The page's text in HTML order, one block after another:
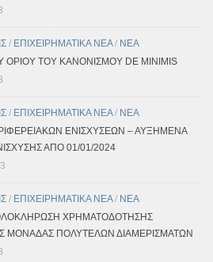
/ ΕΠΙΧΕΙΡΗΜΑΤΙΚΑ ΝΕΑ/ ΝΕΑ
ΟΡΙΟΥ ΤΟΥ ΚΑΝΟΝΙΣΜΟΥ DE MINIMIS
/ ΕΠΙΧΕΙΡΗΜΑΤΙΚΑ ΝΕΑ/ ΝΕΑ
ΕΝΙΣΧΥΣΕΩΝ – ΑΥΞΗΜΕΝΑ
ΑΠΟ 01/01/2024
/ ΕΠΙΧΕΙΡΗΜΑΤΙΚΑ ΝΕΑ/ ΝΕΑ
ΧΡΗΜΑΤΟΔΟΤΗΣΗΣ
ΜΟΝΑΔΑΣ ΠΟΛΥΤΕΛΩΝ ΔΙΑΜΕΡΙΣΜΑΤΩΝ